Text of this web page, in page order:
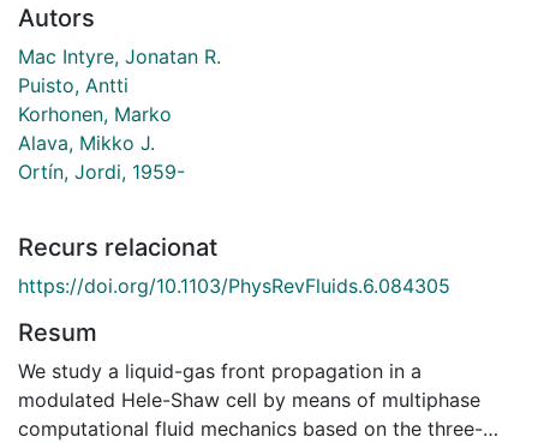
Autors
Mac Intyre, Jonatan R.
Puisto, Antti
Korhonen, Marko
Alava, Mikko J.
Ortín, Jordi, 1959-
Recurs relacionat
https://doi.org/10.1103/PhysRevFluids.6.084305
Resum
We study a liquid-gas front propagation in a
modulated Hele-Shaw cell by means of multiphase
computational fluid mechanics based on the three-